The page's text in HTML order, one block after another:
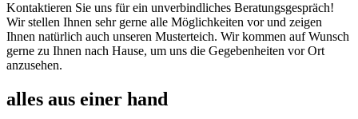
Kontaktieren Sie uns für ein unverbindliches Beratungsgespräch!
Wir stellen Ihnen sehr gerne alle Möglichkeiten vor und zeigen
Ihnen natürlich auch unseren Musterteich. Wir kommen auf Wunsch
gerne zu Ihnen nach Hause, um uns die Gegebenheiten vor Ort
anzusehen.
alles aus einer hand